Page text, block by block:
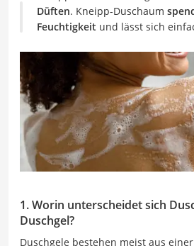
Düften. Kneipp-Duschaum
Feuchtigkeit und lässt sich
1. Worin unterscheidet sich
Duschgel?
Duschgele bestehen meist aus